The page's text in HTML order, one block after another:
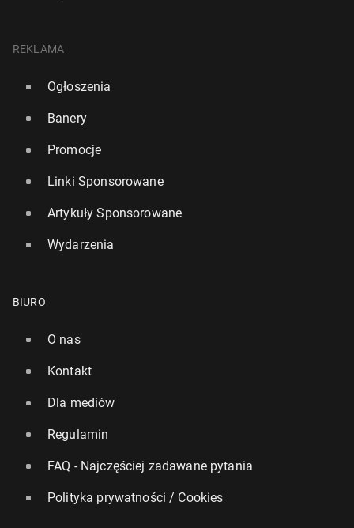
REKLAMA
Ogłoszenia
Banery
Promocje
Linki Sponsorowane
Artykuły Sponsorowane
Wydarzenia
BIURO
O nas
Kontakt
Dla mediów
Regulamin
FAQ - Najczęściej zadawane pytania
Polityka prywatności / Cookies